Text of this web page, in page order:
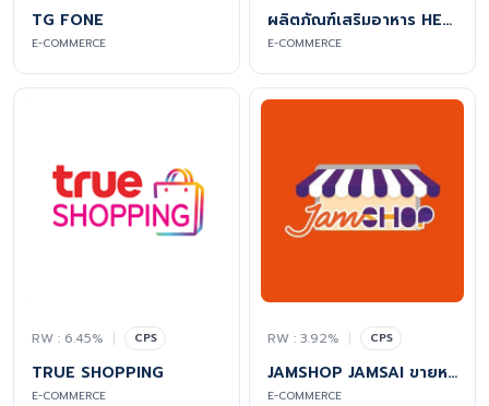
TG FONE
E-COMMERCE
ผลิตภัณฑ์เสริมอาหาร HERBOLOID
E-COMMERCE
RW : 6.45% | CPS
TRUE SHOPPING
E-COMMERCE
RW : 3.92% | CPS
JAMSHOP JAMSAI ขายหนังสือ-นักเขียน-หนังสือออนไลน์
E-COMMERCE